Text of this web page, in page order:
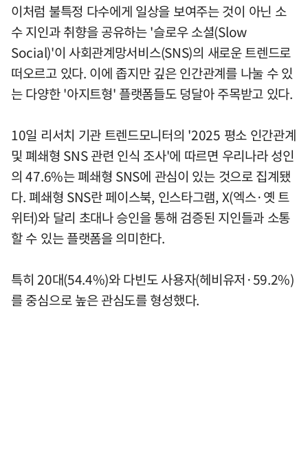
이처럼 불특정 다수에게 일상을 보여주는 것이 아닌 소
수 지인과 취향을 공유하는 '슬로우 소셜(Slow
Social)'이 사회관계망서비스(SNS)의 새로운 트렌드로
떠오르고 있다. 이에 좁지만 깊은 인간관계를 나눌 수 있
는 다양한 '아지트형' 플랫폼들도 덩달아 주목받고 있다.
10일 리서치 기관 트렌드모니터의 '2025 평소 인간관계
및 폐쇄형 SNS 관련 인식 조사'에 따르면 우리나라 성인
의 47.6%는 폐쇄형 SNS에 관심이 있는 것으로 집계됐
다. 폐쇄형 SNS란 페이스북, 인스타그램, X(엑스·옛 트
위터)와 달리 초대나 승인을 통해 검증된 지인들과 소통
할 수 있는 플랫폼을 의미한다.
특히 20대(54.4%)와 다빈도 사용자(헤비유저·59.2%)
를 중심으로 높은 관심도를 형성했다.